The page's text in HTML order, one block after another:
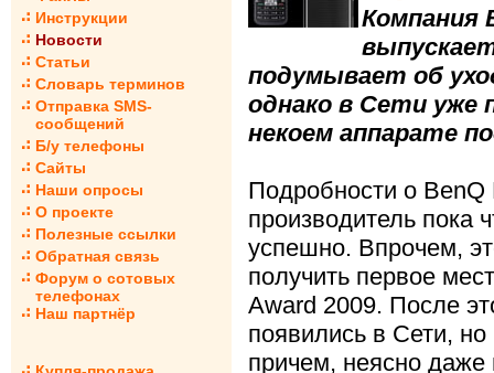
Инструкции
Новости
Статьи
Словарь терминов
Отправка SMS-
сообщений
Б/у телефоны
Сайты
Наши опросы
О проекте
Полезные ссылки
Обратная связь
Форум о сотовых
телефонах
Наш партнёр
Компания
подумывает об
однако в Сети уже
некоем аппарате
Подробности о BenQ
производитель пока
успешно. Впрочем,
получить первое
Award 2009. После
появились в Сети,
причем, неясно